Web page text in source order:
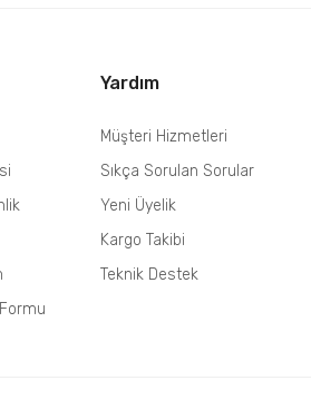
Yardım
Müşteri Hizmetleri
Sıkça Sorulan Sorular
Yeni Üyelik
Kargo Takibi
Teknik Destek